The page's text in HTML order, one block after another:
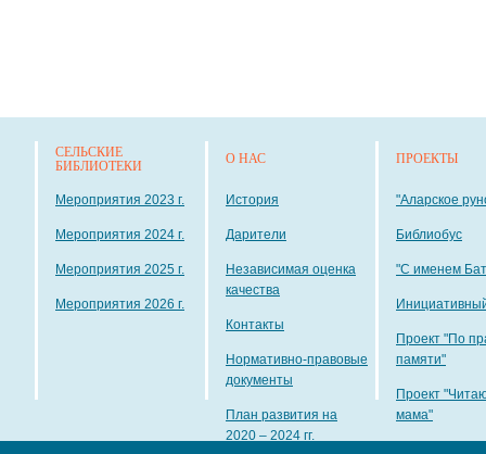
СЕЛЬСКИЕ
БИБЛИОТЕКИ
Мероприятия 2023 г.
Мероприятия 2024 г.
Мероприятия 2025 г.
Мероприятия 2026 г.
О НАС
История
Дарители
Независимая оценка
качества
Контакты
Нормативно-правовые
документы
План развития на
2020 – 2024 гг.
ПРОЕКТЫ
"Аларское
Библиобус
"С именем
Проект "По
памяти"
Проект
мама"